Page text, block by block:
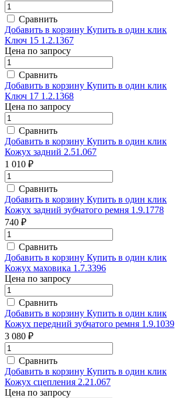
Сравнить
Добавить в корзину Купить в один клик
Ключ 15 1.2.1367
Цена по запросу
Сравнить
Добавить в корзину Купить в один клик
Ключ 17 1.2.1368
Цена по запросу
Сравнить
Добавить в корзину Купить в один клик
Кожух задний 2.51.067
1 010 ₽
Сравнить
Добавить в корзину Купить в один клик
Кожух задний зубчатого ремня 1.9.1778
740 ₽
Сравнить
Добавить в корзину Купить в один клик
Кожух маховика 1.7.3396
Цена по запросу
Сравнить
Добавить в корзину Купить в один клик
Кожух передний зубчатого ремня 1.9.1039
3 080 ₽
Сравнить
Добавить в корзину Купить в один клик
Кожух сцепления 2.21.067
Цена по запросу